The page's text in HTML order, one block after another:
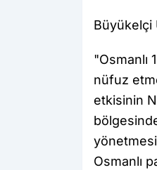
Büyükelçi
"Osmanlı
nüfuz
etkisinin
Osmanlı